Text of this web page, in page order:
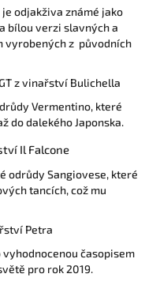
odjakživa známé jako
bílou verzi slavných a
vyrobených z původních
z vinařství Bulichella
Vermentino, které
do dalekého Japonska.
Il Falcone
odrůdy Sangiovese, které
tancích, což mu
Petra
časopisem
pro rok 2019.